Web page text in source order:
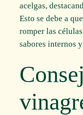
acelgas,
Esto se debe a
romper las
sabores internos